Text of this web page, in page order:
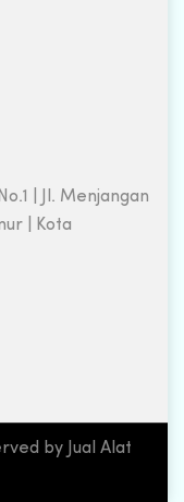
| Jl. Menjangan
| Kota
by Jual Alat